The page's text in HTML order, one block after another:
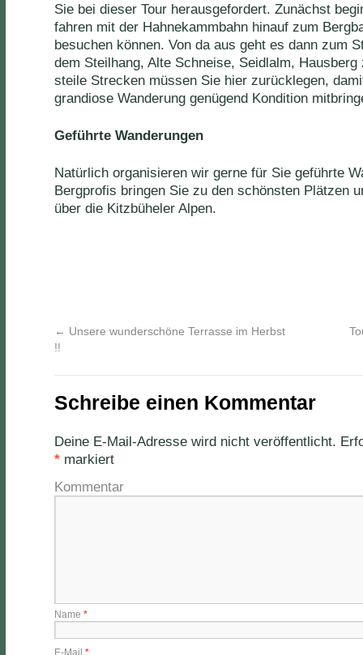
Sie bei dieser Tour herausgefordert. Zunächst
fahren mit der Hahnekammbahn hinauf zum
besuchen können. Von da aus geht es dann zum
dem Steilhang, Alte Schneise, Seidlalm,
steile Strecken müssen Sie hier zurücklegen,
grandiose Wanderung genügend Kondition
Geführte Wanderungen
Natürlich organisieren wir gerne für Sie geführte
Bergprofis bringen Sie zu den schönsten Plätzen
über die Kitzbüheler Alpen.
← Unsere wunderschöne Terrasse im Herbst
!!
Schreibe einen Kommentar
Deine E-Mail-Adresse wird nicht veröffentlicht.
*markiert
Kommentar
Name *
E-Mail *